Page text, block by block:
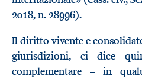
2018, n. 28996).
Il diritto vivente e
giurisdizioni, ci dice
complementare – in